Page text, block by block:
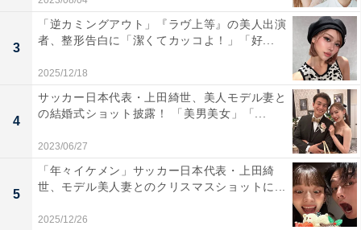
3
「逆カミングアウト」『ラヴ上等』の美人出演
者、整形告白に「潔くてカッコよ！」「好...
2025/12/18
4
サッカー日本代表・上田綺世、美人モデル妻と
の結婚式ショット披露！ 「美男美女」「...
2023/06/27
5
「年々イケメン」サッカー日本代表・上田綺
世、モデル美人妻とのクリスマスショットに...
2025/12/26